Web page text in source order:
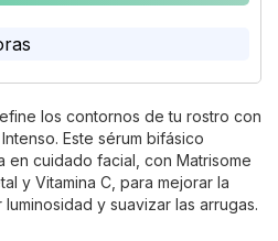
los contornos de tu rostro con
Este sérum bifásico
en cuidado facial, con Matrisome
y Vitamina C, para mejorar la
y suavizar las arrugas.